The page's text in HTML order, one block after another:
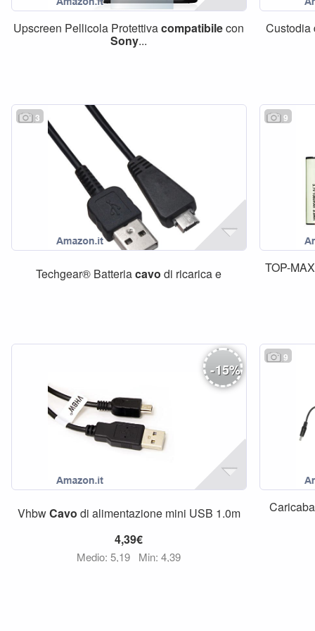
Upscreen Pellicola Protettivacompatibilecon
Sony...
3
Techgear® Batteriacavo di ricarica e
9
TOP-
-15%
VhbwCavo di alimentazione mini USB 1.0m
4,39€
Medio: 5,19 Min: 4,39
9